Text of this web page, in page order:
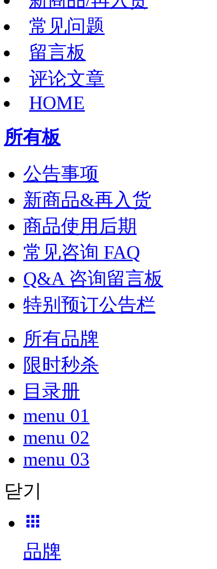
常见问题
留言板
评论文章
HOME
所有板
公告事项
新商品&再入货
商品使用后期
常见咨询 FAQ
Q&A 咨询留言板
特别预订公告栏
所有品牌
限时秒杀
目录册
menu 01
menu 02
menu 03
닫기
品牌